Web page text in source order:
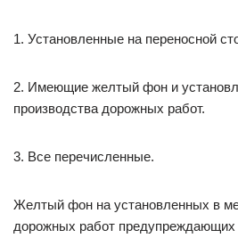
1. Установленные на переносной
2. Имеющие желтый фон и
производства дорожных работ.
3. Все перечисленные.
Желтый фон на установленных в
дорожных работ предупреждающих